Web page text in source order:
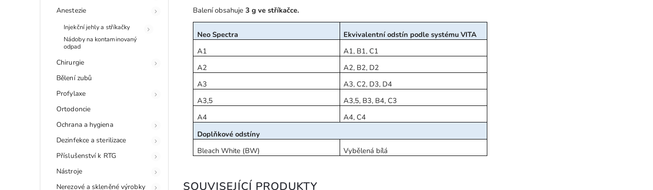
Anestezie
Injekční jehly a stříkačky
Nádoby na kontaminovaný
odpad
Chirurgie
Bělení zubů
Profylaxe
Ortodoncie
Ochrana a hygiena
Dezinfekce a sterilizace
Příslušenství k RTG
Nástroje
Nerezové a skleněné výrobky
Balení obsahuje 3 g ve stříkačce.
Neo Spectra
Ekvivalentní odstín podle systému VITA
A1
A1, B1, C1
A2
A2, B2, D2
A3
A3, C2, D3, D4
A3,5
A3,5, B3, B4, C3
A4
A4, C4
Doplňkové odstíny
Bleach White (BW)
Vybělená bílá
SOUVISEJÍCÍ PRODUKTY